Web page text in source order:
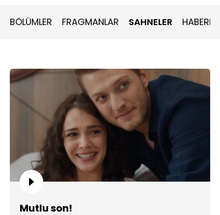
BÖLÜMLER FRAGMANLAR SAHNELER
Mutlu son!